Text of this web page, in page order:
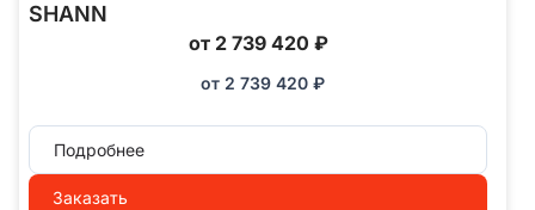
SHANN
от 2 739 420 ₽
от 2 739 420 ₽
Подробнее
Заказать